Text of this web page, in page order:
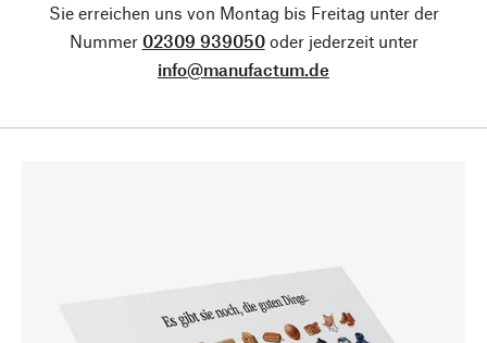
Sie erreichen uns von Montag bis Freitag unter der
Nummer 02309 939050oder jederzeit unter
info@manufactum.de